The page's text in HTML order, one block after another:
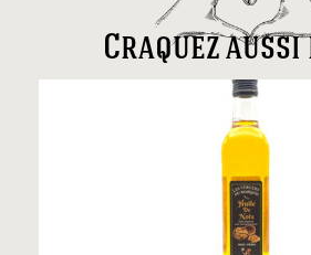
Craquez aussi